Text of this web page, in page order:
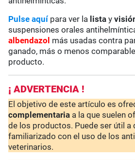
Pulse aquípara ver la lista y
suspensiones orales
albendazol más usadas contra
ganado, más o menos
producto.
¡ ADVERTENCIA !
El objetivo de este artículo es
complementaria a la que suelen
de los productos. Puede ser útil a
familiarizado con el uso de los
veterinarios.